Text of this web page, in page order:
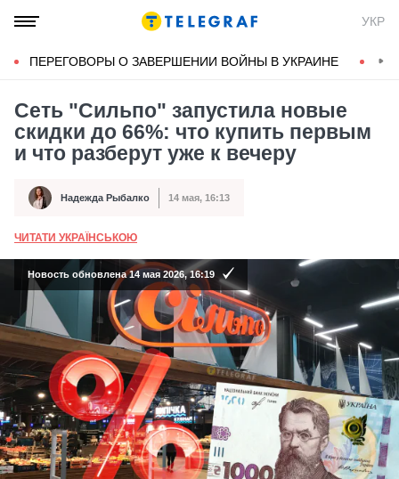
УКР
ПЕРЕГОВОРЫ О ЗАВЕРШЕНИИ ВОЙНЫ В УКРАИНЕ
Сеть "Сильпо" запустила новые
скидки до 66%: что купить первым
и что разберут уже к вечеру
Автор Надежда Рыбалко
Дата публикации 14 мая, 16:13
ЧИТАТИ УКРАЇНСЬКОЮ
Новость обновлена 14 мая 2026, 16:19